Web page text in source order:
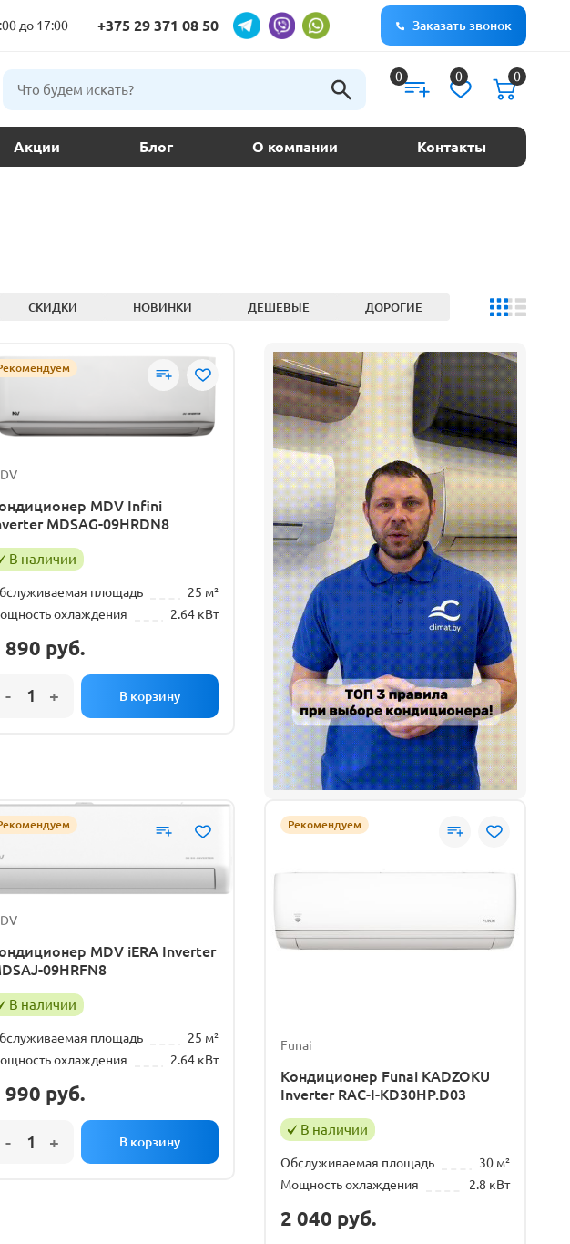
до 17:00 +375 29 371 08 50 Заказать звонок
0 0 0
Акции Блог О компании Контакты
СКИДКИ НОВИНКИ ДЕШЕВЫЕ ДОРОГИЕ
MDV Infini
MDSAG-09HRDN8
В наличии
площадь
25 м²
охлаждения
2.64 кВт
890 руб.
MDV iERA Inverter
09HRFN8
В наличии
площадь
25 м²
охлаждения
2.64 кВт
990 руб.
Рекомендуем
Funai
Кондиционер Funai KADZOKU
Inverter RAC-I-KD30HP.D03
В наличии
Обслуживаемая площадь
30 м²
Мощность охлаждения
2.8 кВт
2 040 руб.